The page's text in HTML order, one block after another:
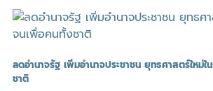
ลดอำนาจรัฐ เพิ่มอำนาจประชาชน ยุทธศาสตร์ใหม่
ชาติ